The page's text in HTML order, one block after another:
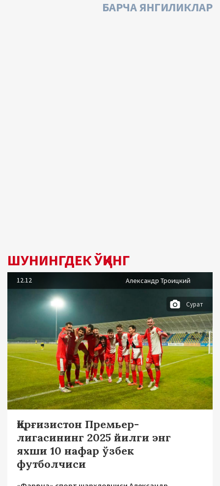
БАРЧА ЯНГИЛИКЛАР
ШУНИНГДЕК ЎҚИНГ
12.12 Александр Троицкий
Сурат
Қирғизистон Премьер-
лигасининг 2025 йилги энг
яхши 10 нафар ўзбек
футболчиси